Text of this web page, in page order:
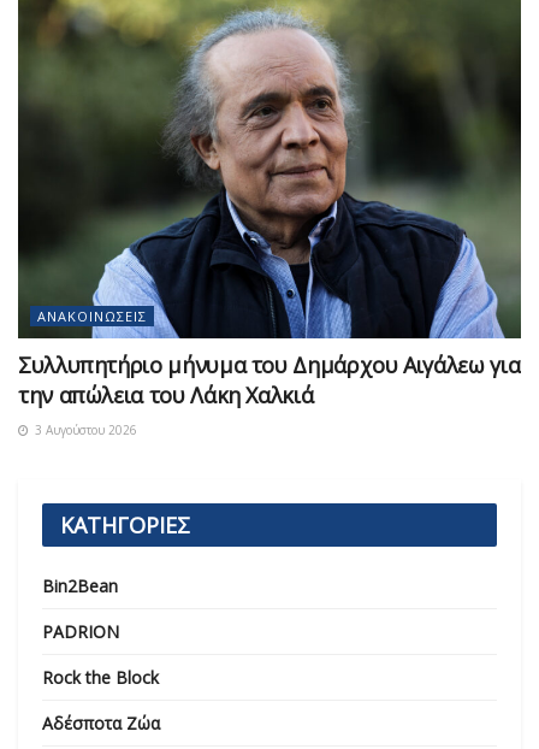
ΑΝΑΚΟΙΝΏΣΕΙΣ
Συλλυπητήριο μήνυμα του Δημάρχου Αιγάλεω για
την απώλεια του Λάκη Χαλκιά
3 Αυγούστου 2026
ΚΑΤΗΓΟΡΙΕΣ
Bin2Bean
PADRION
Rock the Block
Αδέσποτα Ζώα